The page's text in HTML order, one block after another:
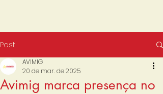
Post
Avimig marca presença no
AVIMIG
20 de mar. de 2025